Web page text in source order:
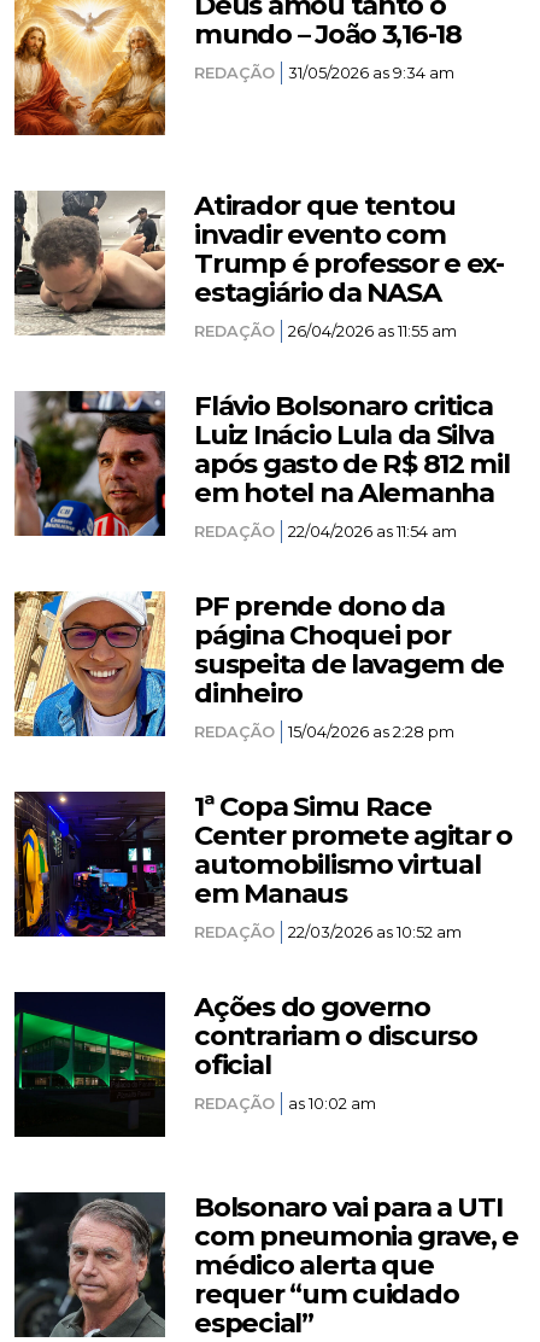
mundo – João 3,16-18
REDAÇÃO 31/05/2026 as 9:34 am
Atirador que tentou
invadir evento com
Trump é professor e ex-
estagiário da NASA
REDAÇÃO 26/04/2026 as 11:55 am
Flávio Bolsonaro critica
Luiz Inácio Lula da Silva
após gasto de R$ 812 mil
em hotel na Alemanha
REDAÇÃO 22/04/2026 as 11:54 am
PF prende dono da
página Choquei por
suspeita de lavagem de
dinheiro
REDAÇÃO 15/04/2026 as 2:28 pm
1ª Copa Simu Race
Center promete agitar o
automobilismo virtual
em Manaus
REDAÇÃO 22/03/2026 as 10:52 am
Ações do governo
contrariam o discurso
oficial
REDAÇÃO as 10:02 am
Bolsonaro vai para a UTI
com pneumonia grave, e
médico alerta que
requer “um cuidado
especial”